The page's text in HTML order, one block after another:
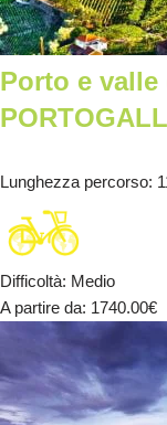
Porto e
Lunghezza percorso:
Difficoltà: Medio
A partire da: 1740.00€